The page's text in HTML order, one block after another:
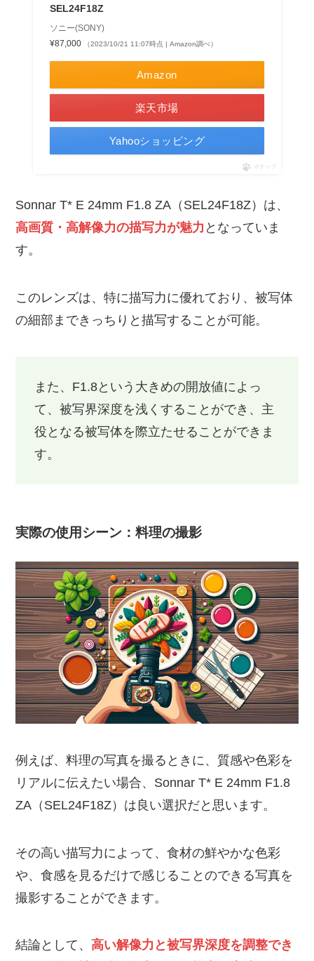
SEL24F18Z
ソニー(SONY)
¥87,000
（2023/10/21 11:07時点 | Amazon調べ）
Amazon
楽天市場
Yahooショッピング
ポチップ
Sonnar T* E 24mm F1.8 ZA（SEL24F18Z）は、
高画質・高解像力の描写力が魅力 となっていま
す。
このレンズは、特に描写力に優れており、被写体
の細部まできっちりと描写することが可能。
また、F1.8という大きめの開放値によっ
て、被写界深度を浅くすることができ、主
役となる被写体を際立たせることができま
す。
実際の使用シーン：料理の撮影
例えば、料理の写真を撮るときに、質感や色彩を
リアルに伝えたい場合、Sonnar T* E 24mm F1.8
ZA（SEL24F18Z）は良い選択だと思います。
その高い描写力によって、食材の鮮やかな色彩
や、食感を見るだけで感じることのできる写真を
撮影することができます。
結論として、高い解像力と被写界深度を調整でき